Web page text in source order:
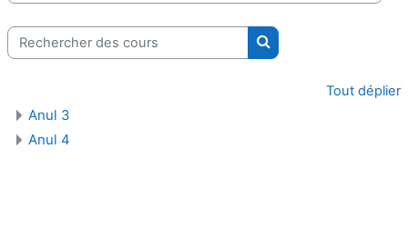
Rechercher des cours
Rechercher des cours
Tout déplier
Anul 3
Anul 4